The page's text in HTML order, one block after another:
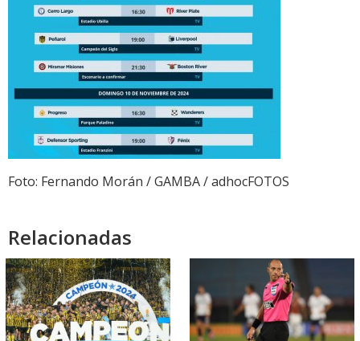
Foto: Fernando Morán / GAMBA / adhocFOTOS
Relacionadas